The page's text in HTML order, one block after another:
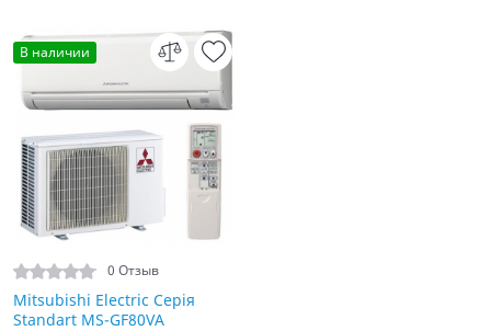
В наличии
0 Отзыв
Mitsubishi Electric Серія
Standart MS-GF80VA